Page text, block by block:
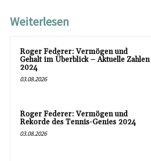
Weiterlesen
Roger Federer: Vermögen und
Gehalt im Überblick – Aktuelle Zahlen
2024
03.08.2026
Roger Federer: Vermögen und
Rekorde des Tennis-Genies 2024
03.08.2026